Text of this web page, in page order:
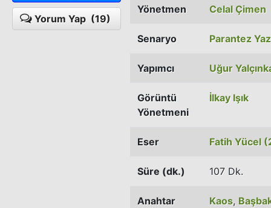
Yorum Yap (19)
Yönetmen Celal Çimen
Senaryo Parantez
Yapımcı Uğur
Görüntü
Yönetmeni
İlkay Işık
Eser Fatih Yücel
Süre (dk.) 107 Dk.
Anahtar
Kaos,